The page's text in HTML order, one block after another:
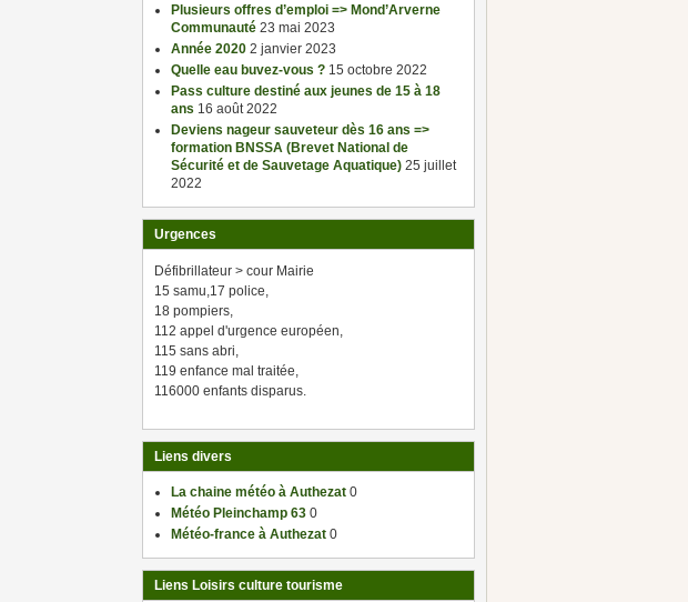
Plusieurs offres d’emploi => Mond’Arverne
Communauté 23 mai 2023
Année 2020 2 janvier 2023
Quelle eau buvez-vous ? 15 octobre 2022
Pass culture destiné aux jeunes de 15 à 18
ans 16 août 2022
Deviens nageur sauveteur dès 16 ans =>
formation BNSSA (Brevet National de
Sécurité et de Sauvetage Aquatique) 25 juillet
2022
Urgences
Défibrillateur > cour Mairie
15 samu,17 police,
18 pompiers,
112 appel d'urgence européen,
115 sans abri,
119 enfance mal traitée,
116000 enfants disparus.
Liens divers
La chaine météo à Authezat 0
Météo Pleinchamp 63 0
Météo-france à Authezat 0
Liens Loisirs culture tourisme